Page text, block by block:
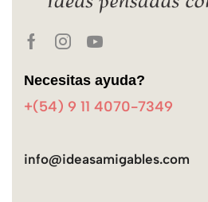
Necesitas ayuda?
+(54) 9 11 4070-7349
info@ideasamigables.com